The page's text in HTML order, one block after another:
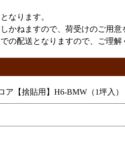
なります。
かねますので、荷受けのご用意
の配送となりますので、ご理解
ア【捨貼用】H6-BMW（1坪入）